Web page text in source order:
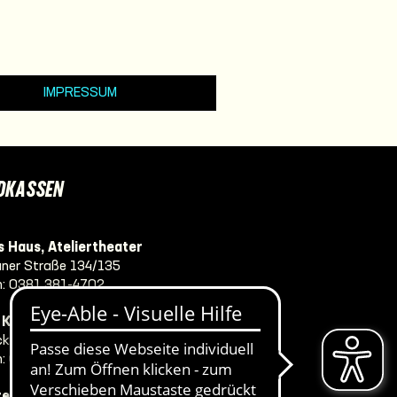
IMPRESSUM
Haus, Ateliertheater
Straße 134/135
0381 381-4702
Komödie Warnemünde
Str. 8
0381 381-4707